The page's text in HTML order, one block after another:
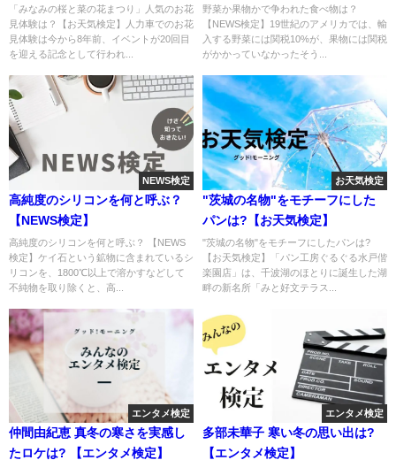
検定】
「みなみの桜と菜の花まつり」人気のお花
見体験は？【お天気検定】人力車でのお花
見体験は今から8年前、イベントが20回目
を迎える記念として行われ...
野菜か果物かで争われた食べ物は？
【NEWS検定】19世紀のアメリカでは、輸
入する野菜には関税10%が、果物には関税
がかかっていなかったそう...
NEWS検定
高純度のシリコンを何と呼ぶ？
【NEWS検定】
高純度のシリコンを何と呼ぶ？ 【NEWS
検定】ケイ石という鉱物に含まれているシ
リコンを、1800℃以上で溶かすなどして
不純物を取り除くと、高...
お天気検定
"茨城の名物"をモチーフにした
パンは?【お天気検定】
"茨城の名物"をモチーフにしたパンは?
【お天気検定】「パン工房ぐるぐる水戸偕
楽園店」は、千波湖のほとりに誕生した湖
畔の新名所「みと好文テラス...
エンタメ検定
仲間由紀恵 真冬の寒さを実感し
たロケは? 【エンタメ検定】
エンタメ検定
多部未華子 寒い冬の思い出は?
【エンタメ検定】